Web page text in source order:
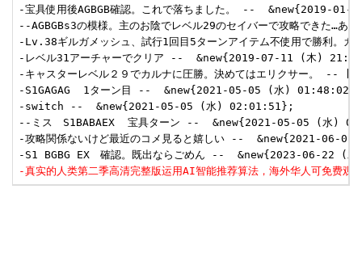
-宝具使用後AGBGB確認。これで落ちました。 --  &new{2019-
--AGBGBs3の模様。主のお陰でレベル29のセイバーで攻略でき
-Lv.38ギルガメッシュ、試行1回目5ターンアイテム不使用で勝利
-レベル31アーチャーでクリア --  &new{2019-07-11 (木)
-キャスターレベル２９でカルナに圧勝。決めてはエリクサー
-S1GAGAG  1ターン目 --  &new{2021-05-05 (水) 01:48:02};
-switch --  &new{2021-05-05 (水) 02:01:51};
--ミス　S1BABAEX  宝具ターン --  &new{2021-05-05 (水)
-攻略関係ないけど最近のコメ見ると嬉しい --  &new{2021-
-真实的人类第二季高清完整版运用AI智能推荐算法，海外华人可